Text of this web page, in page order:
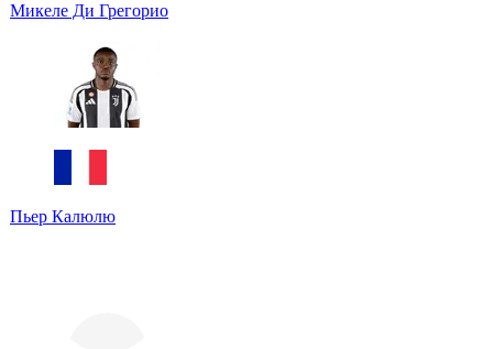
Микеле Ди Грегорио
Пьер Калюлю